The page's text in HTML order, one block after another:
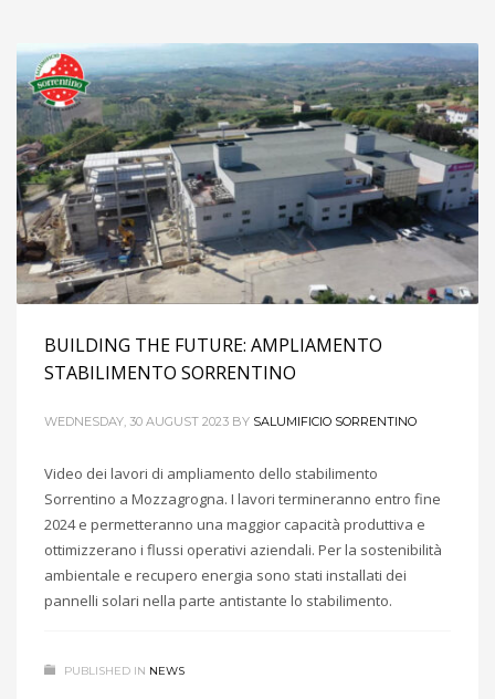
BUILDING THE FUTURE: AMPLIAMENTO
STABILIMENTO SORRENTINO
WEDNESDAY, 30 AUGUST 2023 BY SALUMIFICIO SORRENTINO
Video dei lavori di ampliamento dello stabilimento
Sorrentino a Mozzagrogna. I lavori termineranno entro fine
2024 e permetteranno una maggior capacità produttiva e
ottimizzerano i flussi operativi aziendali. Per la sostenibilità
ambientale e recupero energia sono stati installati dei
pannelli solari nella parte antistante lo stabilimento.
PUBLISHED IN NEWS